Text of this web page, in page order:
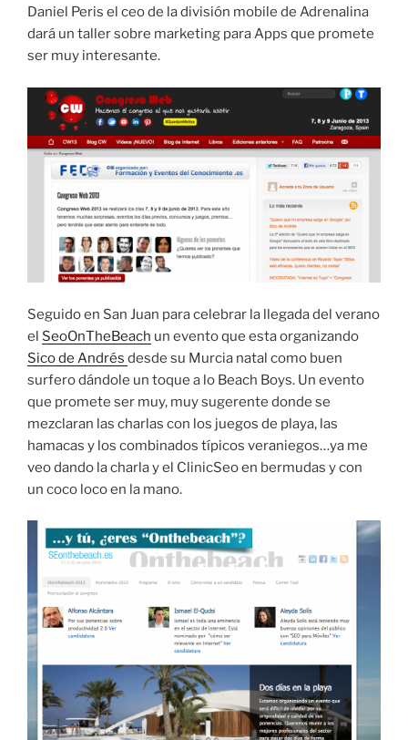
Daniel Peris el ceo de la división mobile de Adrenalina
dará un taller sobre marketing para Apps que promete
ser muy interesante.
Seguido en San Juan para celebrar la llegada del verano
el SeoOnTheBeach un evento que esta organizando
Sico de Andrés desde su Murcia natal como buen
surfero dándole un toque a lo Beach Boys. Un evento
que promete ser muy, muy sugerente donde se
mezclaran las charlas con los juegos de playa, las
hamacas y los combinados típicos veraniegos…ya me
veo dando la charla y el ClinicSeo en bermudas y con
un coco loco en la mano.